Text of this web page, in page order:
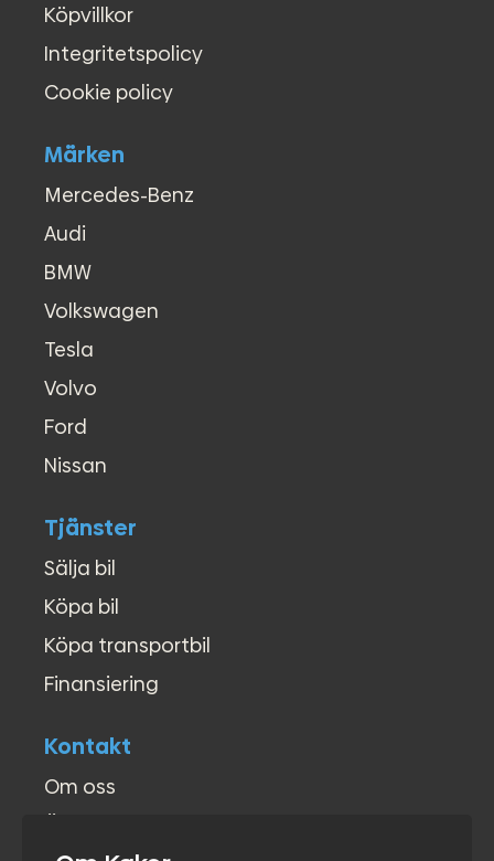
Köpvillkor
Integritetspolicy
Cookie policy
Märken
Mercedes-Benz
Audi
BMW
Volkswagen
Tesla
Volvo
Ford
Nissan
Tjänster
Sälja bil
Köpa bil
Köpa transportbil
Finansiering
Kontakt
Om oss